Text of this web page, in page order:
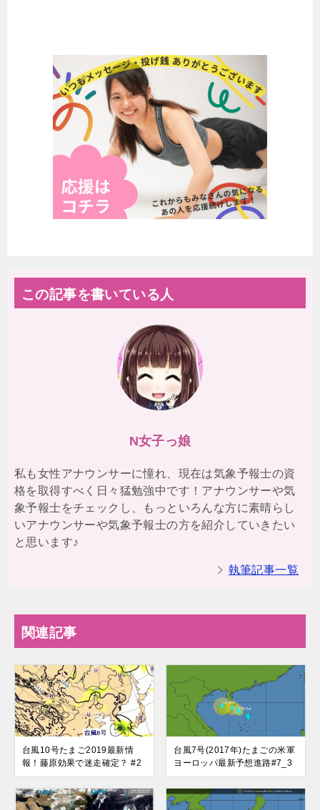
この記事を書いている人
N女子っ娘
私も女性アナウンサーに憧れ、現在は気象予報士の資
格を取得すべく日々猛勉強中です！アナウンサーや気
象予報士をチェックし、もっといろんな方に素晴らし
いアナウンサーや気象予報士の方を紹介していきたい
と思います♪
執筆記事一覧
関連記事
台風10号たまご2019最新情
報！藤原効果で迷走確定？ #2
台風7号(2017年)たまごの米軍
ヨーロッパ最新予想進路#7_3